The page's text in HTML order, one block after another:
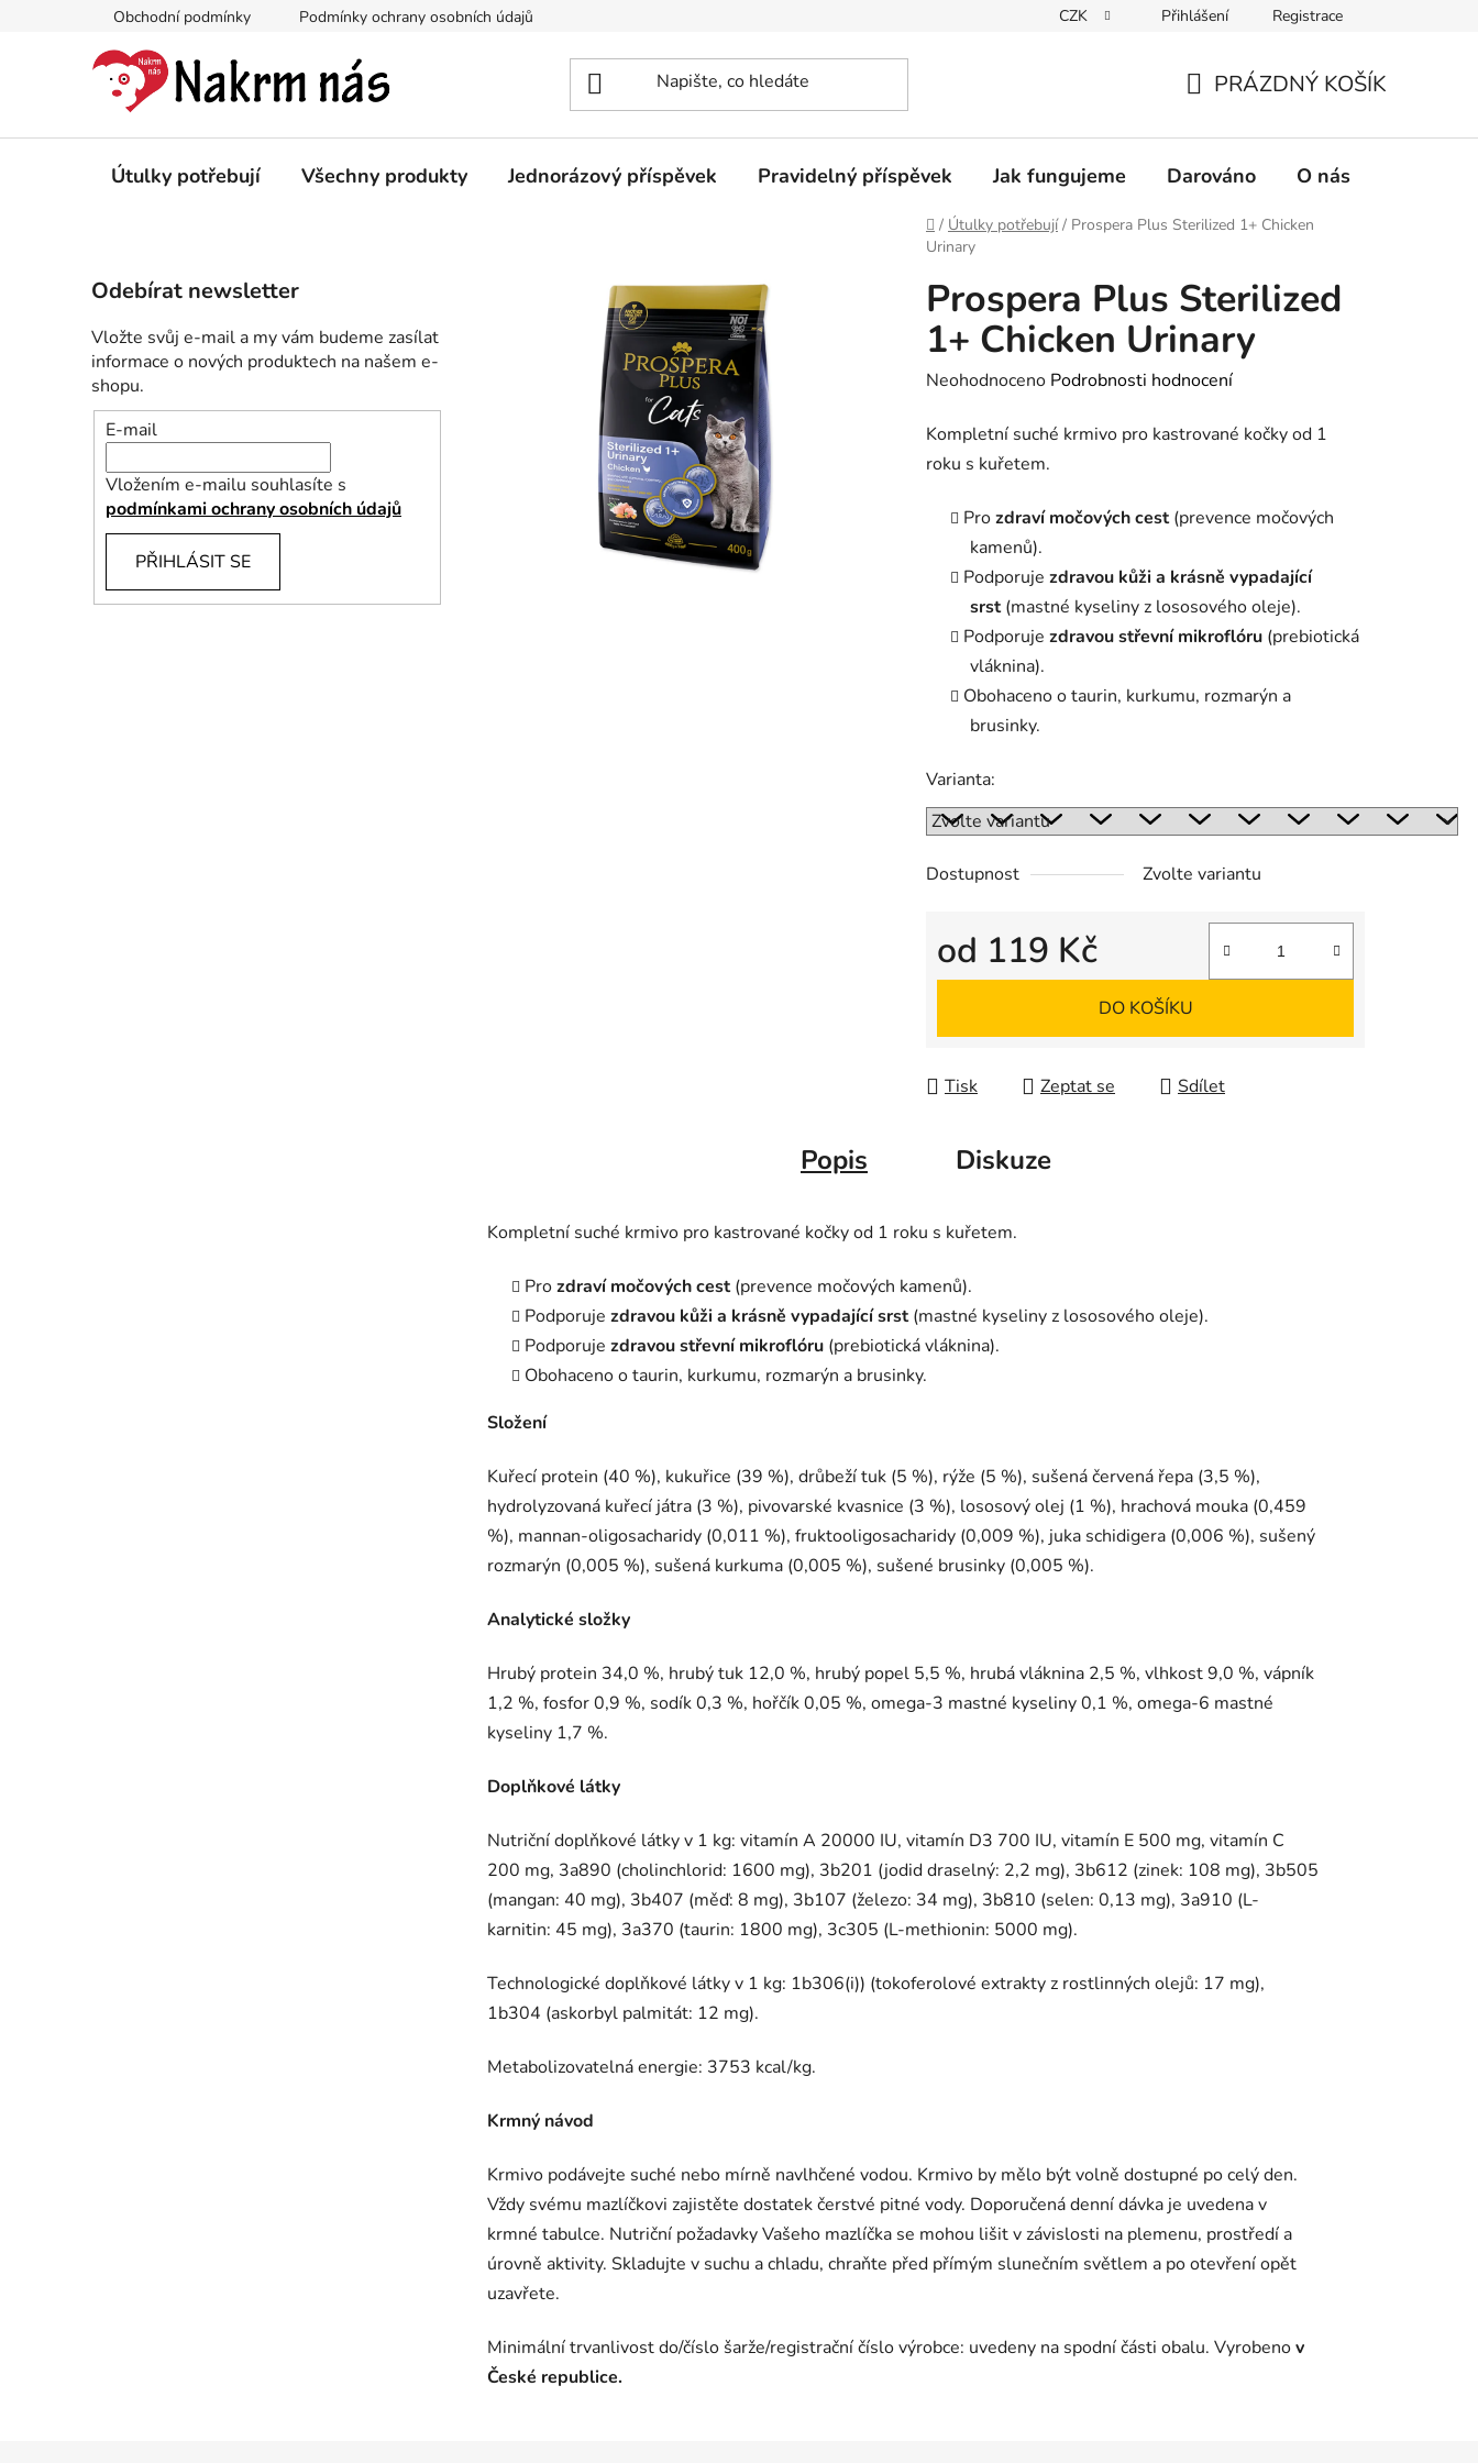
Obchodní podmínky Podmínky ochrany osobních údajů CZK Přihlášení Registrace
KOŠÍK
PRÁZDNÝ KOŠÍK
Útulky potřebují Všechny produkty Jednorázový příspěvek Pravidelný příspěvek Jak fungujeme Darováno O nás
Domů
/ Útulky potřebují / Prospera Plus Sterilized 1+ Chicken
Urinary
o
s
t
r
a
e
Odebírat newsletter
Vložte svůj e-mail a my vám budeme zasílat
informace o nových produktech na našem e-
shopu.
E-mail
Vložením e-mailu souhlasíte s
podmínkami ochrany osobních údajů
PŘIHLÁSIT SE
Prospera Plus Sterilized
1+ Chicken Urinary
Průměrné
produktu
je
hvězdiček.
Neohodnoceno Podrobnosti hodnocení
Kompletní suché krmivo pro kastrované kočky od 1
roku s kuřetem.
Prozdraví močových cest (prevence močových
kamenů).
Podporuje zdravou kůži a krásně vypadající
srst (mastné kyseliny z lososového oleje).
Podporuje zdravou střevní mikroflóru (prebiotická
vláknina).
Obohaceno o taurin, kurkumu, rozmarýn a
brusinky.
Varianta:
Dostupnost Zvolte variantu
od 119 Kč
Měrná cena:
DO KOŠÍKU
Tisk Zeptat se Sdílet
Popis Diskuze
Kompletní suché krmivo pro kastrované kočky od 1 roku s kuřetem.
Prozdraví močových cest (prevence močových kamenů).
Podporuje zdravou kůži a krásně vypadající srst (mastné kyseliny z lososového oleje).
Podporuje zdravou střevní mikroflóru (prebiotická vláknina).
Obohaceno o taurin, kurkumu, rozmarýn a brusinky.
Složení
Kuřecí protein (40 %), kukuřice (39 %), drůbeží tuk (5 %), rýže (5 %), sušená červená řepa (3,5 %),
hydrolyzovaná kuřecí játra (3 %), pivovarské kvasnice (3 %), lososový olej (1 %), hrachová mouka (0,459
%), mannan-oligosacharidy (0,011 %), fruktooligosacharidy (0,009 %), juka schidigera (0,006 %), sušený
rozmarýn (0,005 %), sušená kurkuma (0,005 %), sušené brusinky (0,005 %).
Analytické složky
Hrubý protein 34,0 %, hrubý tuk 12,0 %, hrubý popel 5,5 %, hrubá vláknina 2,5 %, vlhkost 9,0 %, vápník
1,2 %, fosfor 0,9 %, sodík 0,3 %, hořčík 0,05 %, omega-3 mastné kyseliny 0,1 %, omega-6 mastné
kyseliny 1,7 %.
Doplňkové látky
Nutriční doplňkové látky v 1 kg: vitamín A 20000 IU, vitamín D3 700 IU, vitamín E 500 mg, vitamín C
200 mg, 3a890 (cholinchlorid: 1600 mg), 3b201 (jodid draselný: 2,2 mg), 3b612 (zinek: 108 mg), 3b505
(mangan: 40 mg), 3b407 (měď: 8 mg), 3b107 (železo: 34 mg), 3b810 (selen: 0,13 mg), 3a910 (L-
karnitin: 45 mg), 3a370 (taurin: 1800 mg), 3c305 (L-methionin: 5000 mg).
Technologické doplňkové látky v 1 kg: 1b306(i)) (tokoferolové extrakty z rostlinných olejů: 17 mg),
1b304 (askorbyl palmitát: 12 mg).
Metabolizovatelná energie: 3753 kcal/kg.
Krmný návod
Krmivo podávejte suché nebo mírně navlhčené vodou. Krmivo by mělo být volně dostupné po celý den.
Vždy svému mazlíčkovi zajistěte dostatek čerstvé pitné vody. Doporučená denní dávka je uvedena v
krmné tabulce. Nutriční požadavky Vašeho mazlíčka se mohou lišit v závislosti na plemenu, prostředí a
úrovně aktivity. Skladujte v suchu a chladu, chraňte před přímým slunečním světlem a po otevření opět
uzavřete.
Minimální trvanlivost do/číslo šarže/registrační číslo výrobce: uvedeny na spodní části obalu. Vyrobenov
České republice.